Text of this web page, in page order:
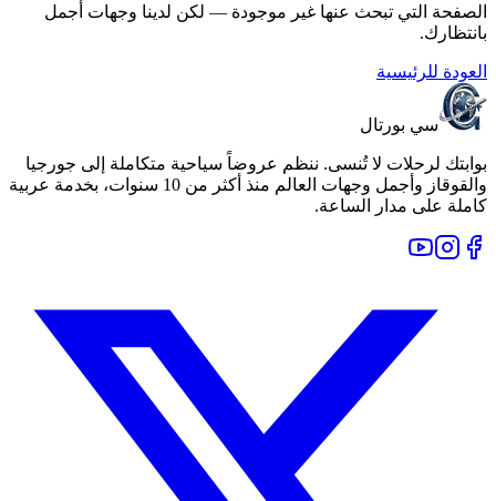
الصفحة التي تبحث عنها غير موجودة — لكن لدينا وجهات أجمل
بانتظارك.
العودة للرئيسية
سي بورتال
بوابتك لرحلات لا تُنسى. ننظم عروضاً سياحية متكاملة إلى جورجيا
والقوقاز وأجمل وجهات العالم منذ أكثر من 10 سنوات، بخدمة عربية
كاملة على مدار الساعة.